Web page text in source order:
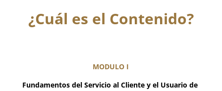
¿Cuál es el Contenido?
MODULO I
Fundamentos del Servicio al Cliente y el Usuario de